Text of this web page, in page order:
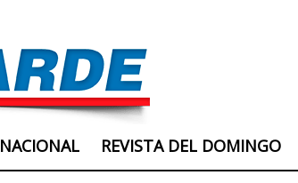
REVISTA DEL DOMINGO